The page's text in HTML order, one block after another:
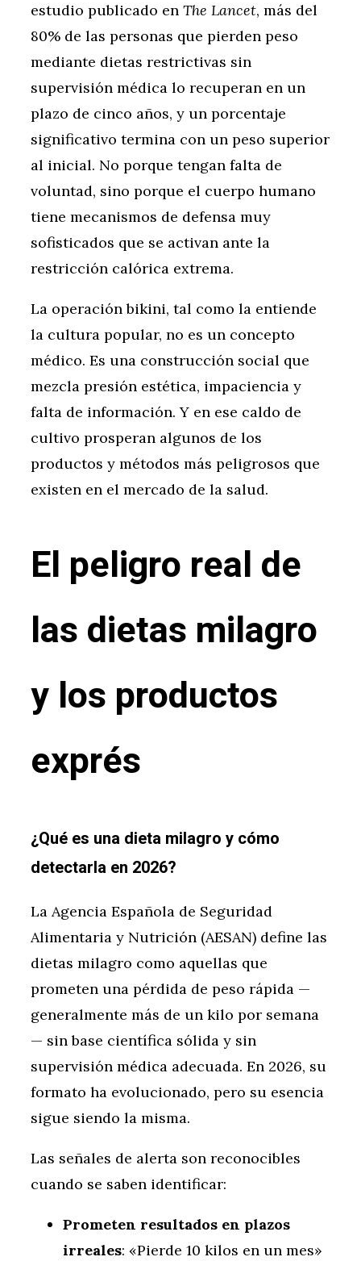
estudio publicado en The Lancet, más del
80% de las personas que pierden peso
mediante dietas restrictivas sin
supervisión médica lo recuperan en un
plazo de cinco años, y un porcentaje
significativo termina con un peso superior
al inicial. No porque tengan falta de
voluntad, sino porque el cuerpo humano
tiene mecanismos de defensa muy
sofisticados que se activan ante la
restricción calórica extrema.
La operación bikini, tal como la entiende
la cultura popular, no es un concepto
médico. Es una construcción social que
mezcla presión estética, impaciencia y
falta de información. Y en ese caldo de
cultivo prosperan algunos de los
productos y métodos más peligrosos que
existen en el mercado de la salud.
El peligro real de
las dietas milagro
y los productos
exprés
¿Qué es una dieta milagro y cómo
detectarla en 2026?
La Agencia Española de Seguridad
Alimentaria y Nutrición (AESAN) define las
dietas milagro como aquellas que
prometen una pérdida de peso rápida —
generalmente más de un kilo por semana
— sin base científica sólida y sin
supervisión médica adecuada. En 2026, su
formato ha evolucionado, pero su esencia
sigue siendo la misma.
Las señales de alerta son reconocibles
cuando se saben identificar:
Prometen resultados en plazos
irreales: «Pierde 10 kilos en un mes»